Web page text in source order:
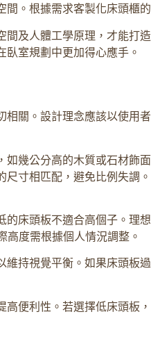
。根據需求客製化床頭櫃
及人體工學原理，才能打
室規劃中更加得心應手。
關。設計理念應該以使用
幾公分高的木質或石材飾
寸相匹配，避免比例失調
床頭板不適合高個子。理
度需根據個人情況調整。
持視覺平衡。如果床頭板
便利性。若選擇低床頭板